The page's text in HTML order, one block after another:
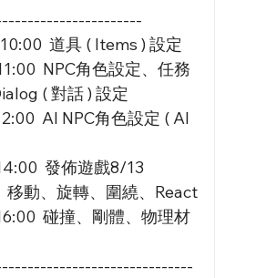
道具 ( Items ) 設定
NPC角色設定、任務
( 對話 ) 設定
AI NPC角色設定 ( AI
發佈遊戲8/13
移動、旋轉、圍繞、React
碰撞、剛體、物理材